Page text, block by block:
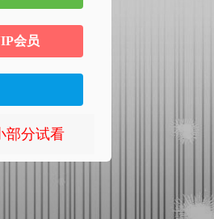
会员
部分试看